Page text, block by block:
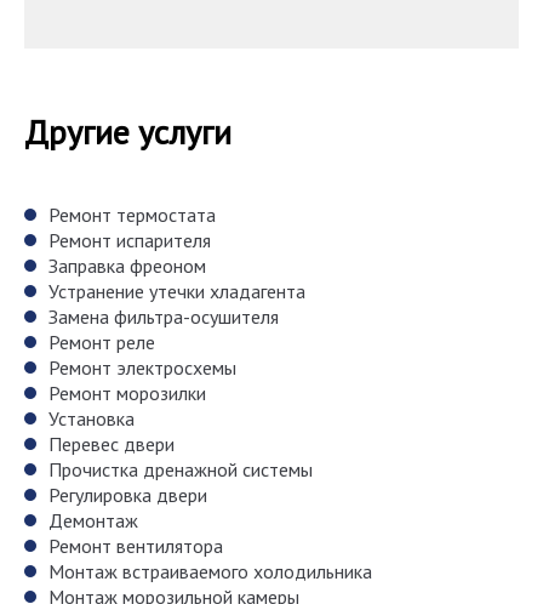
Другие услуги
Ремонт термостата
Ремонт испарителя
Заправка фреоном
Устранение утечки хладагента
Замена фильтра-осушителя
Ремонт реле
Ремонт электросхемы
Ремонт морозилки
Установка
Перевес двери
Прочистка дренажной системы
Регулировка двери
Демонтаж
Ремонт вентилятора
Монтаж встраиваемого холодильника
Монтаж морозильной камеры